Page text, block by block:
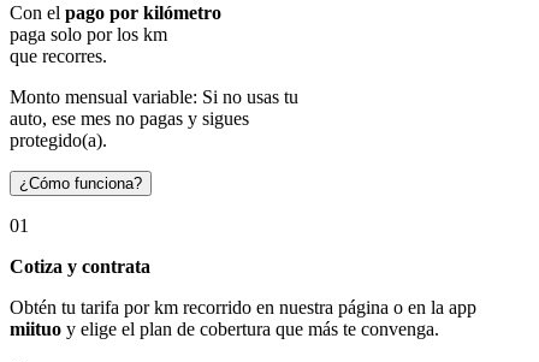
Con el pago por kilómetro
paga solo por los km
que recorres.
Monto mensual variable: Si no usas tu
auto, ese mes no pagas y sigues
protegido(a).
¿Cómo funciona?
01
Cotiza y contrata
Obtén tu tarifa por km recorrido en nuestra página o en la app
miituo y elige el plan de cobertura que más te convenga.